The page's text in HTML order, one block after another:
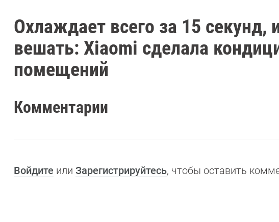
Охлаждает всего за 15 секунд,
вешать: Xiaomi сделала
помещений
Комментарии
Войдите или Зарегистрируйтесь, чтобы оставить